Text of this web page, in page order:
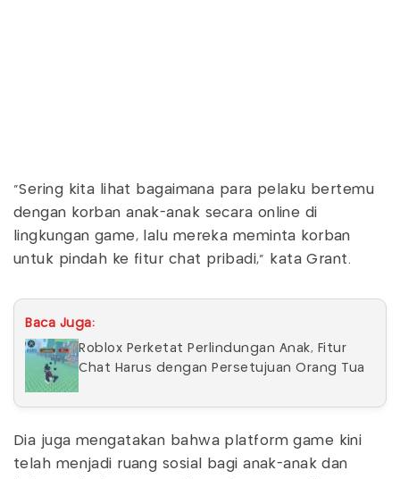
“Sering kita lihat bagaimana para pelaku bertemu
dengan korban anak-anak secara online di
lingkungan game, lalu mereka meminta korban
untuk pindah ke fitur chat pribadi,” kata Grant.
Baca Juga:
Roblox Perketat Perlindungan Anak, Fitur
Chat Harus dengan Persetujuan Orang Tua
Dia juga mengatakan bahwa platform game kini
telah menjadi ruang sosial bagi anak-anak dan